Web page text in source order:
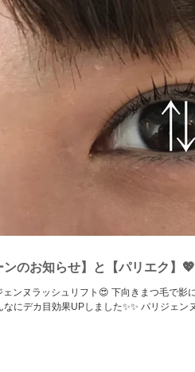
ンのお知らせ】と【パリエク】💖
で影になっていた部分がパリジェンヌラッシュリフトで根元を
パリジェンヌ後、自まつ毛で少し物足りなかったら、即マツエク装着